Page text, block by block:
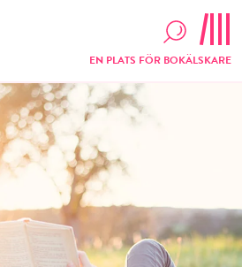
EN PLATS FÖR BOKÄLSKARE